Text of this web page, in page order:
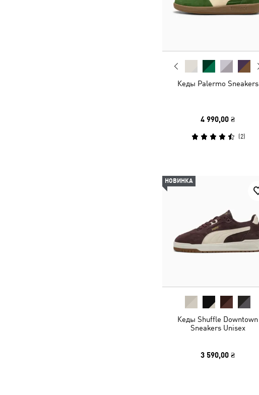
Кеды Palermo Sneakers
4 990,00 ₴
(2)
НОВИНКА
Кеды Shuffle Downtown
Sneakers Unisex
3 590,00 ₴